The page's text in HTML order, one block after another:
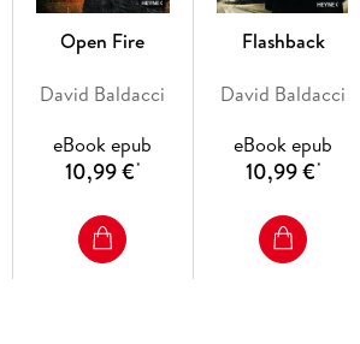
Open Fire
David Baldacci
eBook epub
10,99 €*
Flashback
David Baldacci
eBook epub
10,99 €*